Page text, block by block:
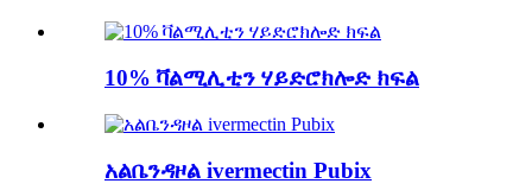
10% ቫልሚሊቲን ሃይድሮክሎድ ክፍል
አልቤንዳዞል ivermectin Pubix